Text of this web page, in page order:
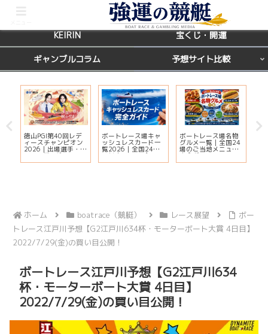
レース場ガイド
KEIRIN 宝くじ・開運
ギャンブルコラム 予想サイト比較
徳山PGI第40回レデ
ィースチャンピオン
2026｜出場選手・ド
リーム戦・注目モー
ター・イベント情報
ボートレース場キャ
ッシュレスカード一
覧2026｜全国24場
の対応状況・ポイン
ト還元・入会方法ま
ボートレース場名物
グルメ一覧｜全国24
場のご当地メニュー
完全ガイド
ホーム boatrace（競艇） レース展望
ボー
トレース江戸川予想【G2江戸川634杯・モーターボート大賞 4日目】
2022/7/29(金)の買い目公開！
ボートレース江戸川予想【G2江戸川634
杯・モーターボート大賞 4日目】
2022/7/29(金)の買い目公開！